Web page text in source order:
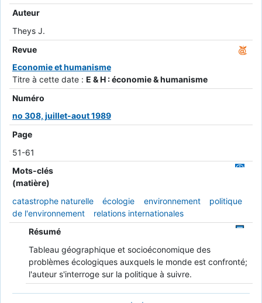
Auteur
Theys J.
Revue
Economie et humanisme
Titre à cette date : E & H : économie & humanisme
Numéro
no 308, juillet-aout 1989
Page
51-61
Mots-clés
(matière)
catastrophe naturelle
écologie environnement
politique
de l'environnement
relations internationales
Résumé
Tableau géographique et socioéconomique des
problèmes écologiques auxquels le monde est confronté;
l'auteur s'interroge sur la politique à suivre.